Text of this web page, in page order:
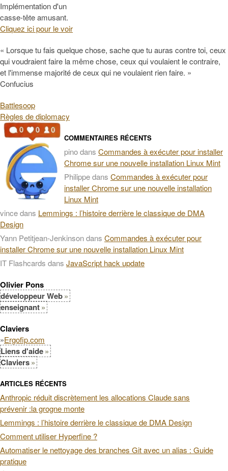
Implémentation d'un
casse-tête amusant.
Cliquez ici pour le voir
« Lorsque tu fais quelque chose, sache que tu auras contre toi, ceux
qui voudraient faire la même chose, ceux qui voulaient le contraire,
et l'immense majorité de ceux qui ne voulaient rien faire. »
Confucius
Battlesoop
Règles de diplomacy
COMMENTAIRES RÉCENTS
pinodans Commandes à exécuter pour installer
Chrome sur une nouvelle installation Linux Mint
Philippedans Commandes à exécuter pour
installer Chrome sur une nouvelle installation
Linux Mint
vincedans Lemmings : l’histoire derrière le classique de DMA
Design
Yann Petitjean-Jenkinsondans Commandes à exécuter pour
installer Chrome sur une nouvelle installation Linux Mint
IT Flashcards dans JavaScript hack update
Olivier Pons
développeur Web
enseignant
Claviers
»Ergofip.com
Liens d'aide
Claviers
ARTICLES RÉCENTS
Anthropic réduit discrètement les allocations Claude sans
prévenir :la grogne monte
Lemmings : l’histoire derrière le classique de DMA Design
Comment utiliser Hyperfine ?
Automatiser le nettoyage des branches Git avec un alias : Guide
pratique